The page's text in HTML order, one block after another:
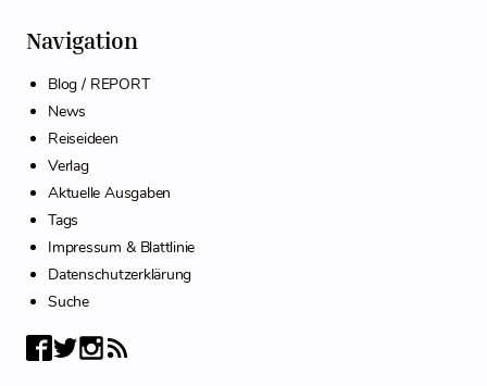
Navigation
Blog / REPORT
News
Reiseideen
Verlag
Aktuelle Ausgaben
Tags
Impressum & Blattlinie
Datenschutzerklärung
Suche